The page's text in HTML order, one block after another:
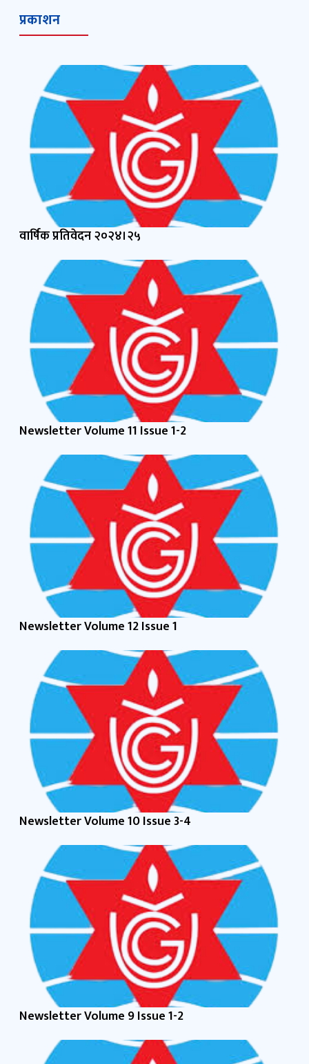
प्रकाशन
वार्षिक प्रतिवेदन २०२४।२५
Newsletter Volume 11 Issue 1-2
Newsletter Volume 12 Issue 1
Newsletter Volume 10 Issue 3-4
Newsletter Volume 9 Issue 1-2